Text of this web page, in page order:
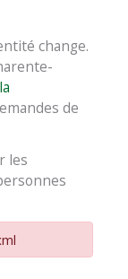
change.
de
les